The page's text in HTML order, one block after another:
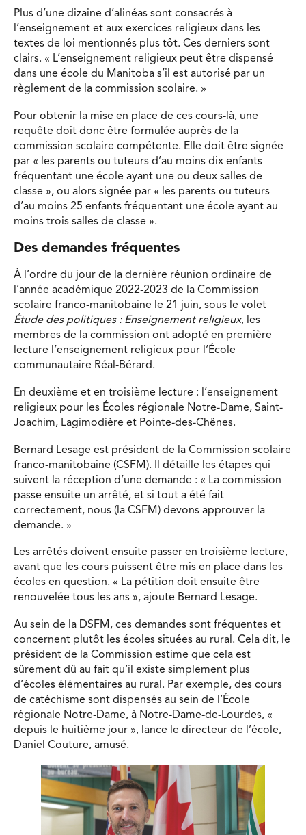
Plus d’une dizaine d’alinéas sont consacrés à
l’enseignement et aux exercices religieux dans les
textes de loi mentionnés plus tôt. Ces derniers sont
clairs. « L’enseignement religieux peut être dispensé
dans une école du Manitoba s’il est autorisé par un
règlement de la commission scolaire. »
Pour obtenir la mise en place de ces cours-là, une
requête doit donc être formulée auprès de la
commission scolaire compétente. Elle doit être signée
par « les parents ou tuteurs d’au moins dix enfants
fréquentant une école ayant une ou deux salles de
classe », ou alors signée par « les parents ou tuteurs
d’au moins 25 enfants fréquentant une école ayant au
moins trois salles de classe ».
Des demandes fréquentes
À l’ordre du jour de la dernière réunion ordinaire de
l’année académique 2022-2023 de la Commission
scolaire franco-manitobaine le 21 juin, sous le volet
Étude des politiques : Enseignement religieux, les
membres de la commission ont adopté en première
lecture l’enseignement religieux pour l’École
communautaire Réal-Bérard.
En deuxième et en troisième lecture : l’enseignement
religieux pour les Écoles régionale Notre-Dame, Saint-
Joachim, Lagimodière et Pointe-des-Chênes.
Bernard Lesage est président de la Commission scolaire
franco-manitobaine (CSFM). Il détaille les étapes qui
suivent la réception d’une demande : « La commission
passe ensuite un arrêté, et si tout a été fait
correctement, nous (la CSFM) devons approuver la
demande. »
Les arrêtés doivent ensuite passer en troisième lecture,
avant que les cours puissent être mis en place dans les
écoles en question. « La pétition doit ensuite être
renouvelée tous les ans », ajoute Bernard Lesage.
Au sein de la DSFM, ces demandes sont fréquentes et
concernent plutôt les écoles situées au rural. Cela dit, le
président de la Commission estime que cela est
sûrement dû au fait qu’il existe simplement plus
d’écoles élémentaires au rural. Par exemple, des cours
de catéchisme sont dispensés au sein de l’École
régionale Notre-Dame, à Notre-Dame-de-Lourdes, «
depuis le huitième jour », lance le directeur de l’école,
Daniel Couture, amusé.